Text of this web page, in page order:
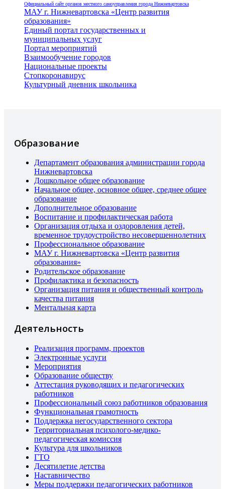
Официальный сайт органов местного самоуправления города Нижневартовска
МАУ г. Нижневартовска «Центр развития
образования»
Единый портал государственных и
муниципальных услуг
Портал мероприятий
Взаимообучение городов
Национальные проекты
Стопкоронавирус
Культурный дневник школьника
Образование
Департамент образования администрации города
Нижневартовска
Дошкольное общее образование
Начальное общее, основное общее, среднее общее
образование
Дополнительное образование
Воспитание и профилактическая работа
Организация отдыха и оздоровления детей,
временное трудоустройство несовершеннолетних
Профессиональное образование
МАУ г. Нижневартовска «Центр развития
образования»
Родительское образование
Профилактика и безопасность
Организация питания и общественный контроль
качества питания
Ментальная карта
Деятельность
Реализация программ, проектов
Электронные услуги
Мероприятия
Образование обществу
Аттестация руководящих и педагогических
работников
Профессиональный союз работников образования
Функциональная грамотность
Поддержка негосударственного сектора
Территориальная психолого-медико-
педагогическая комиссия
Культура для школьников
ГТО
Десятилетие детства
Наставничество
Меры поддержки педагогических работников